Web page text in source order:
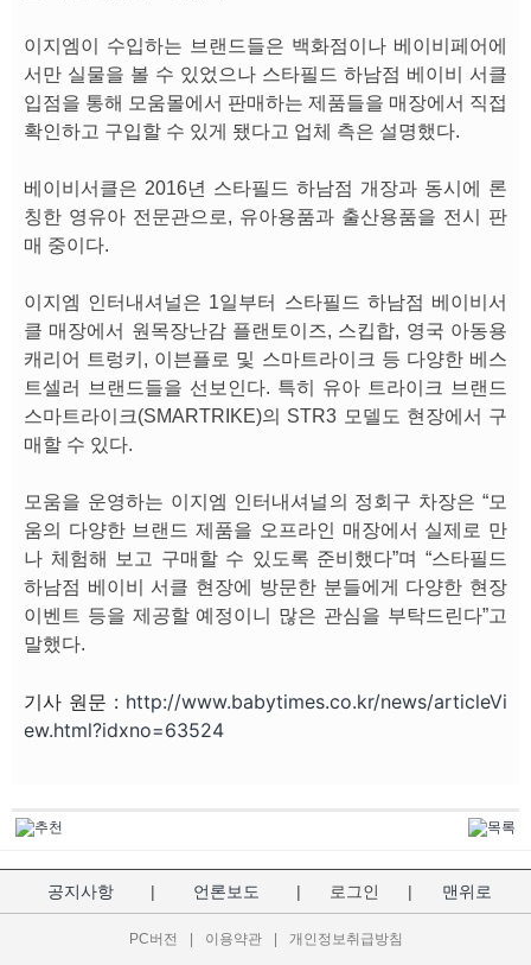
이지엠이 수입하는 브랜드들은 백화점이나 베이비페어에
서만 실물을 볼 수 있었으나 스타필드 하남점 베이비 서클
입점을 통해 모움몰에서 판매하는 제품들을 매장에서 직접
확인하고 구입할 수 있게 됐다고 업체 측은 설명했다.
베이비서클은 2016년 스타필드 하남점 개장과 동시에 론
칭한 영유아 전문관으로, 유아용품과 출산용품을 전시 판
매 중이다.
이지엠 인터내셔널은 1일부터 스타필드 하남점 베이비서
클 매장에서 원목장난감 플랜토이즈, 스킵합, 영국 아동용
캐리어 트렁키, 이븐플로 및 스마트라이크 등 다양한 베스
트셀러 브랜드들을 선보인다. 특히 유아 트라이크 브랜드
스마트라이크(SMARTRIKE)의 STR3 모델도 현장에서 구
매할 수 있다.
모움을 운영하는 이지엠 인터내셔널의 정회구 차장은 “모
움의 다양한 브랜드 제품을 오프라인 매장에서 실제로 만
나 체험해 보고 구매할 수 있도록 준비했다”며 “스타필드
하남점 베이비 서클 현장에 방문한 분들에게 다양한 현장
이벤트 등을 제공할 예정이니 많은 관심을 부탁드린다”고
말했다.
기사 원문 : http://www.babytimes.co.kr/news/articleVi
ew.html?idxno=63524
공지사항 | 언론보도 | 로그인 | 맨위로
PC버전 이용약관 개인정보취급방침